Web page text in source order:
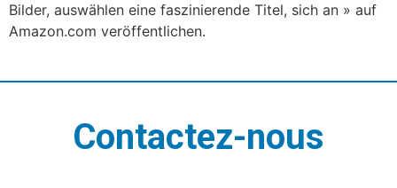
Bilder, auswählen eine faszinierende Titel, sich an » auf
Amazon.com veröffentlichen.
Contactez-nous